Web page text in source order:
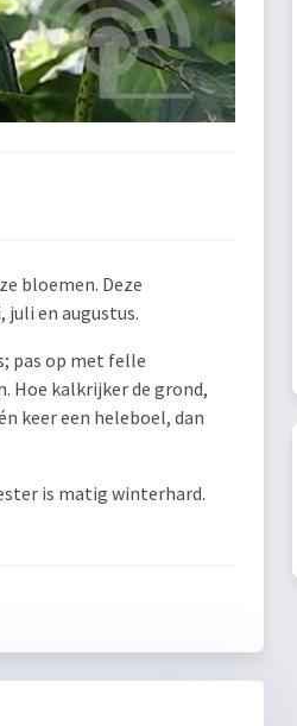
bloemen. Deze
en augustus.
pas op met felle
Hoe kalkrijker de grond,
keer een heleboel, dan
is matig winterhard.